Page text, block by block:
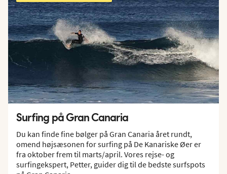
Surfing på Gran Canaria
Du kan finde fine bølger på Gran Canaria året rundt,
omend højsæsonen for surfing på De Kanariske Øer er
fra oktober frem til marts/april. Vores rejse- og
surfingekspert, Petter, guider dig til de bedste surfspots